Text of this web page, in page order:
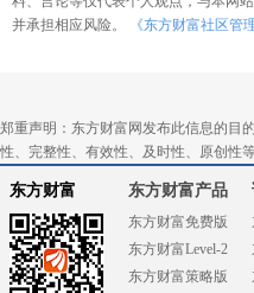
并承担相应风险。
《东方财富社区管
郑重声明：东方财富网发布此信息的目
性、完整性、有效性、及时性、原创性
东方财富 东方财富产品
东方财富免费版
东方财富Level-2
东方财富策略版